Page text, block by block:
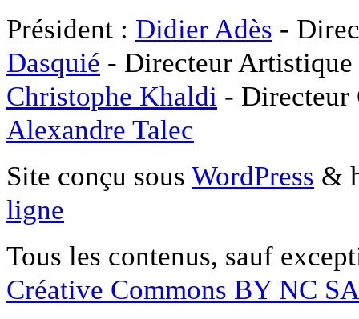
Président : Didier Adès -
Dasquié - Directeur
Christophe Khaldi -
Alexandre Talec
Site conçu sous WordPress &
ligne
Tous les contenus, sauf
Créative Commons BY NC SA